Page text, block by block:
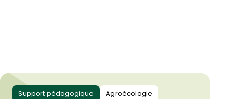
Support pédagogique
Agroécologie